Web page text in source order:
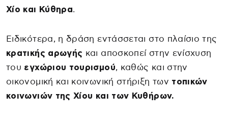
Χίο και Κύθηρα.
Ειδικότερα, η δράση εντάσσεται στο πλαίσιο της
κρατικής αρωγής και αποσκοπεί στην ενίσχυση
του εγχώριου τουρισμού, καθώς και στην
οικονομική και κοινωνική στήριξη των τοπικών
κοινωνιών της Χίου και των Κυθήρων.